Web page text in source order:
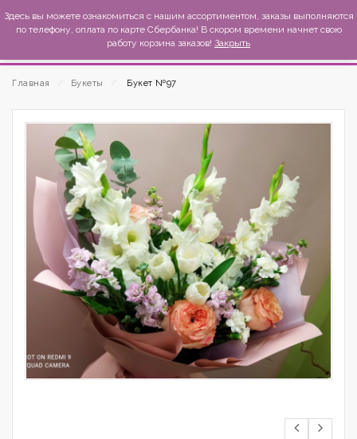
MexиKo
Главная Букеты Букет №97
Здесь вы можете ознакомиться с нашим ассортиментом, заказы выполняются
по телефону, оплата по карте Сбербанка! В скором времени начнет свою
работу корзина заказов! Закрыть